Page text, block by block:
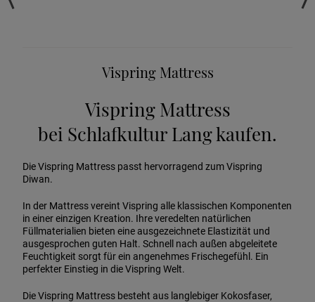
Vispring Mattress
Vispring Mattress
bei Schlafkultur Lang kaufen.
Die Vispring Mattress passt hervorragend zum Vispring
Diwan.
In der Mattress vereint Vispring alle klassischen Komponenten
in einer einzigen Kreation. Ihre veredelten natürlichen
Füllmaterialien bieten eine ausgezeichnete Elastizität und
ausgesprochen guten Halt. Schnell nach außen abgeleitete
Feuchtigkeit sorgt für ein angenehmes Frischegefühl. Ein
perfekter Einstieg in die Vispring Welt.
Die Vispring Mattress besteht aus langlebiger Kokosfaser,